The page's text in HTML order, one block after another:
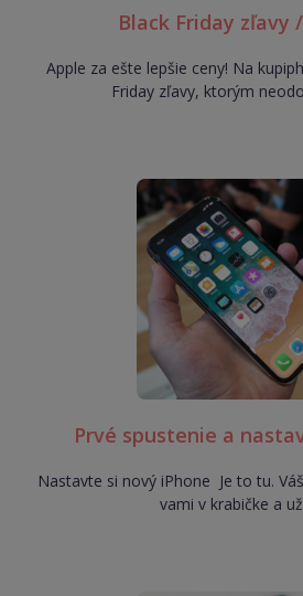
Black Friday zľavy
Apple za ešte lepšie ceny! Na
Friday zľavy, ktorým
Prvé spustenie a
Nastavte si nový iPhone Je to tu.
vami v krabičke a